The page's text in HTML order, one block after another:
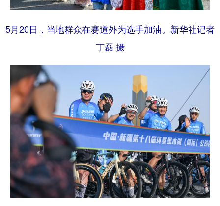
5月20日，当地群众在赛道外为选手加油。新华社记者
丁磊 摄